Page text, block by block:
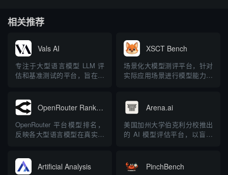
相关推荐
Vals AI
专注于大型语言模型 LLM 评
估和基准测试的平台，旨在提
XSCT Bench
场景化大模型测评平台，针对
实际应用场景进行模型能力评
OpenRouter Rankings
OpenRouter 平台模型排名，
反映各大型语言模型在真实使
Arena.ai
美国加州大学伯克利分校推出
的 AI 模型评估平台，以盲测
Artificial Analysis PinchBench